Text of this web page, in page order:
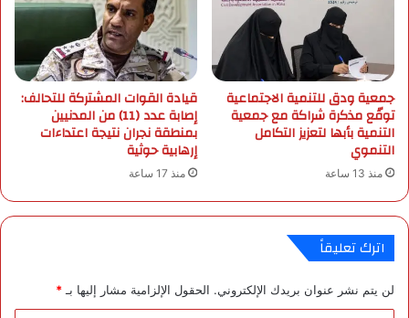
ة
"
ل
و
ح
ا
ت
"
ب
و
ل
أ
س
ه
م
ا
ل
س
و
د
ي
غ
جمعية ودق للتنمية الاجتماعية
توقّع مذكرة شراكة مع جمعية
التنمية بأبها لتعزيز التكامل
التنموي
منذ 13 ساعة
قيادة القوات المشتركة للتحالف:
إصابة عدد (11) من المدنيين
بمنطقة نجران نتيجة اعتداءات
إرهابية حوثية
منذ 17 ساعة
اترك تعليقاً
لن يتم نشر عنوان بريدك الإلكتروني. الحقول الإلزامية مشار إليها بـ *